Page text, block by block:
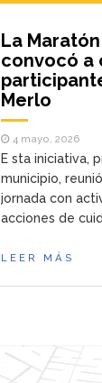
La
convocó a
Merlo
4 mayo, 2026
E sta iniciativa,
municipio,
jornada con
acciones de
LEER MÁS